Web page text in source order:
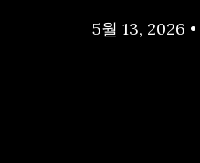
5월 13, 2026 •